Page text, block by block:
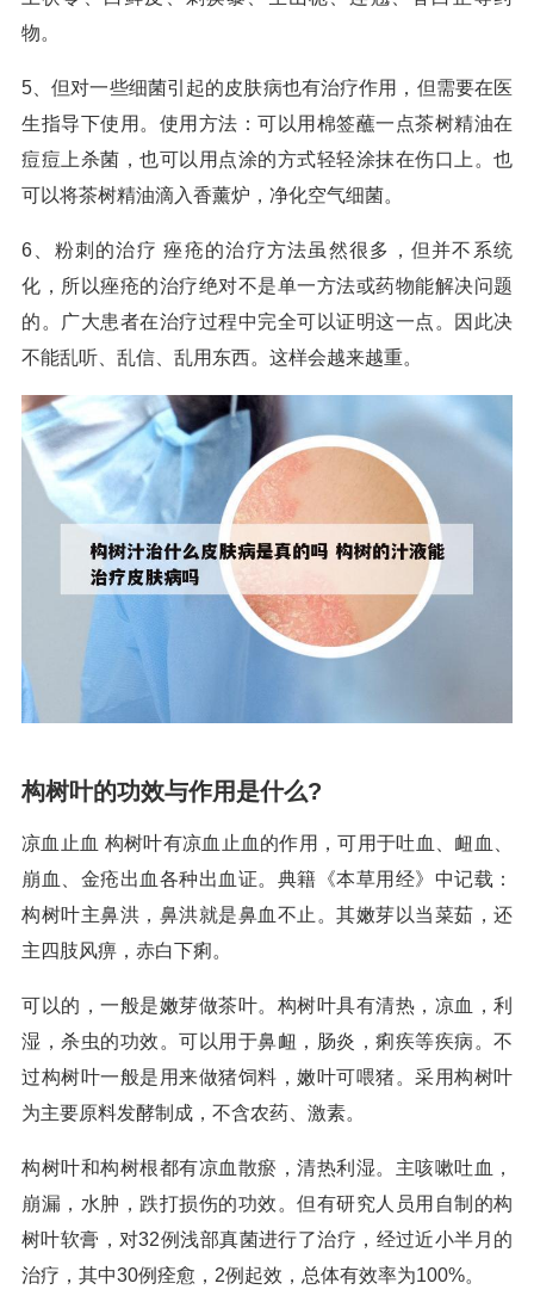
物。
5、但对一些细菌引起的皮肤病也有治疗作用，但需要在医
生指导下使用。使用方法：可以用棉签蘸一点茶树精油在
痘痘上杀菌，也可以用点涂的方式轻轻涂抹在伤口上。也
可以将茶树精油滴入香薰炉，净化空气细菌。
6、粉刺的治疗 痤疮的治疗方法虽然很多，但并不系统
化，所以痤疮的治疗绝对不是单一方法或药物能解决问题
的。广大患者在治疗过程中完全可以证明这一点。因此决
不能乱听、乱信、乱用东西。这样会越来越重。
构树叶的功效与作用是什么?
凉血止血 构树叶有凉血止血的作用，可用于吐血、衄血、
崩血、金疮出血各种出血证。典籍《本草用经》中记载：
构树叶主鼻洪，鼻洪就是鼻血不止。其嫩芽以当菜茹，还
主四肢风痹，赤白下痢。
可以的，一般是嫩芽做茶叶。构树叶具有清热，凉血，利
湿，杀虫的功效。可以用于鼻衄，肠炎，痢疾等疾病。不
过构树叶一般是用来做猪饲料，嫩叶可喂猪。采用构树叶
为主要原料发酵制成，不含农药、激素。
构树叶和构树根都有凉血散瘀，清热利湿。主咳嗽吐血，
崩漏，水肿，跌打损伤的功效。但有研究人员用自制的构
树叶软膏，对32例浅部真菌进行了治疗，经过近小半月的
治疗，其中30例痊愈，2例起效，总体有效率为100%。